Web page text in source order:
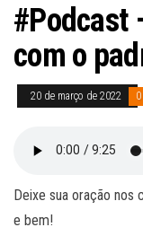
#Podcast
com o
20 de março de 2022 0
Deixe sua oração nos
e bem!